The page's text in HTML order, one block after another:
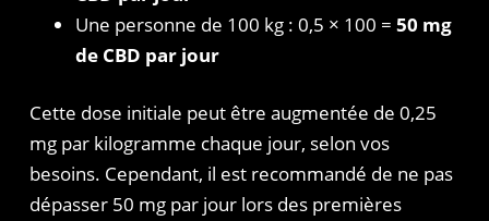
Une personne de 100 kg : 0,5 × 100 =50 mg
de CBD par jour
Cette dose initiale peut être augmentée de 0,25
mg par kilogramme chaque jour, selon vos
besoins. Cependant, il est recommandé de ne pas
dépasser 50 mg par jour lors des premières